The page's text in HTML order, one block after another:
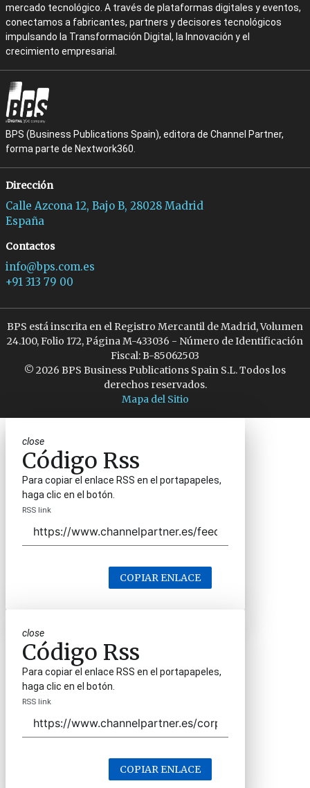
mercado tecnológico. A través de plataformas digitales y eventos,
conectamos a fabricantes, partners y decisores tecnológicos
impulsando la Transformación Digital, la Innovación y el
crecimiento empresarial.
BPS (Business Publications Spain), editora de Channel Partner,
forma parte de Nextwork360.
Dirección
Calle Azcona 12, Bajo B, 28028 Madrid
España
Contactos
info@bps.com.es
+91 313 79 00
BPS está inscrita en el Registro Mercantil de Madrid, Volumen
24.100, Folio 172, Página M-433036 - Número de Identificación
Fiscal: B-85062503
© 2026 BPS Business Publications Spain S.L. Todos los
derechos reservados.
Mapa del Sitio
close
Código Rss
Para copiar el enlace RSS en el portapapeles,
haga clic en el botón.
RSS link
COPIAR ENLACE
close
Código Rss
Para copiar el enlace RSS en el portapapeles,
haga clic en el botón.
RSS link
COPIAR ENLACE